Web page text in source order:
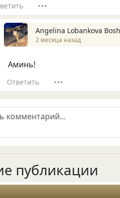
Angelina Lobankova
2 месяца назад
Аминь!
Ответить
публикации